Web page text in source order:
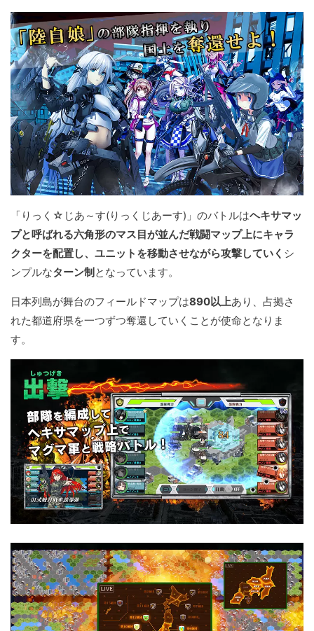
「りっく☆じあ～す(りっくじあーす)」のバトルはヘキサマッ
プと呼ばれる六角形のマス目が並んだ戦闘マップ上にキャラ
クターを配置し、ユニットを移動させながら攻撃していく シ
ンプルなターン制となっています。
日本列島が舞台のフィールドマップは890以上あり、占拠さ
れた都道府県を一つずつ奪還していくことが使命となりま
す。